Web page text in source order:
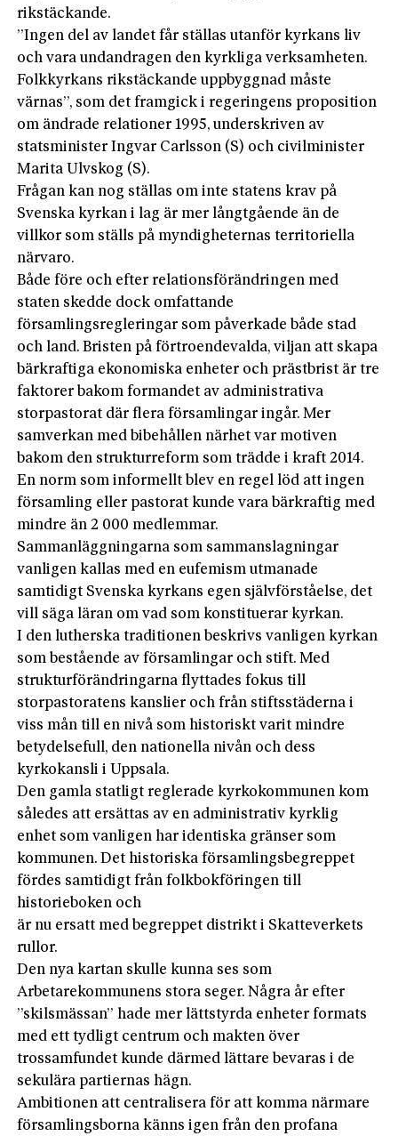
rikstäckande.
”Ingen del av landet får ställas utanför kyrkans liv
och vara undandragen den kyrkliga verksamheten.
Folkkyrkans rikstäckande uppbyggnad måste
värnas”, som det framgick i regeringens proposition
om ändrade relationer 1995, underskriven av
statsminister Ingvar Carlsson (S) och civilminister
Marita Ulvskog (S).
Frågan kan nog ställas om inte statens krav på
Svenska kyrkan i lag är mer långtgående än de
villkor som ställs på myndigheternas territoriella
närvaro.
Både före och efter relationsförändringen med
staten skedde dock omfattande
församlingsregleringar som påverkade både stad
och land. Bristen på förtroendevalda, viljan att skapa
bärkraftiga ekonomiska enheter och prästbrist är tre
faktorer bakom formandet av administrativa
storpastorat där flera församlingar ingår. Mer
samverkan med bibehållen närhet var motiven
bakom den strukturreform som trädde i kraft 2014.
En norm som informellt blev en regel löd att ingen
församling eller pastorat kunde vara bärkraftig med
mindre än 2 000 medlemmar.
Sammanläggningarna som sammanslagningar
vanligen kallas med en eufemism utmanade
samtidigt Svenska kyrkans egen självförståelse, det
vill säga läran om vad som konstituerar kyrkan.
I den lutherska traditionen beskrivs vanligen kyrkan
som bestående av församlingar och stift. Med
strukturförändringarna flyttades fokus till
storpastoratens kanslier och från stiftsstäderna i
viss mån till en nivå som historiskt varit mindre
betydelsefull, den nationella nivån och dess
kyrkokansli i Uppsala.
Den gamla statligt reglerade kyrkokommunen kom
således att ersättas av en administrativ kyrklig
enhet som vanligen har identiska gränser som
kommunen. Det historiska församlingsbegreppet
fördes samtidigt från folkbokföringen till
historieboken och
är nu ersatt med begreppet distrikt i Skatteverkets
rullor.
Den nya kartan skulle kunna ses som
Arbetarekommunens stora seger. Några år efter
”skilsmässan” hade mer lättstyrda enheter formats
med ett tydligt centrum och makten över
trossamfundet kunde därmed lättare bevaras i de
sekulära partiernas hägn.
Ambitionen att centralisera för att komma närmare
församlingsborna känns igen från den profana